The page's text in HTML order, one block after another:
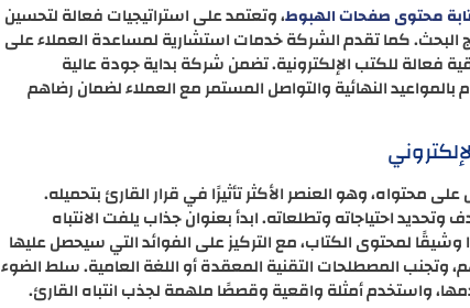
محتوى صفحات الهبوط، وتعتمد على استراتيجيات فعالة لتحسين
كما تقدم الشركة خدمات استشارية لمساعدة العملاء على
فعالة للكتب الإلكترونية. تضمن شركة بداية جودة عالية
بالمواعيد النهائية والتواصل المستمر مع العملاء لضمان رضاهم
محتواه، وهو العنصر الأكثر تأثيرًا في قرار القارئ بتحميله.
احتياجاته وتطلعاته. ابدأ بعنوان جذاب يلفت الانتباه
لمحتوى الكتاب، مع التركيز على الفوائد التي سيحصل عليها
وتجنب المصطلحات التقنية المعقدة أو اللغة العامية. سلط الضوء
واستخدم أمثلة واقعية وقصصًا ملهمة لجذب انتباه القارئ.